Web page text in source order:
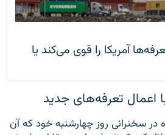
آمریکا را قوی‌ می‌کند یا
اعمال تعرفه‌های جدید
در سخنرانی روز چهارشنبه خود که آن